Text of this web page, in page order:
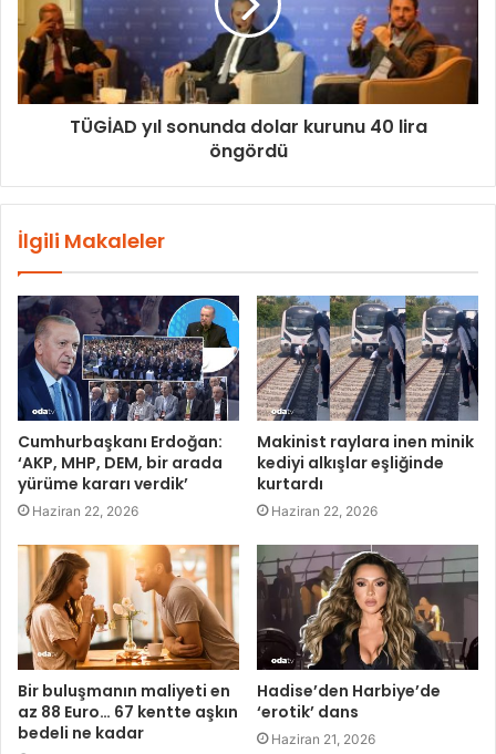
TÜGİAD yıl sonunda dolar kurunu 40 lira
öngördü
İlgili Makaleler
Cumhurbaşkanı Erdoğan:
‘AKP, MHP, DEM, bir arada
yürüme kararı verdik’
Haziran 22, 2026
Makinist raylara inen minik
kediyi alkışlar eşliğinde
kurtardı
Haziran 22, 2026
Bir buluşmanın maliyeti en
az 88 Euro… 67 kentte aşkın
bedeli ne kadar
Hadise’den Harbiye’de
‘erotik’ dans
Haziran 21, 2026